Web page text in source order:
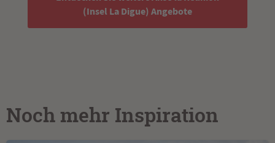
(Insel La Digue) Angebote
Noch mehr Inspiration